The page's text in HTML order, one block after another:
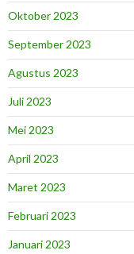
Oktober 2023
September 2023
Agustus 2023
Juli 2023
Mei 2023
April 2023
Maret 2023
Februari 2023
Januari 2023